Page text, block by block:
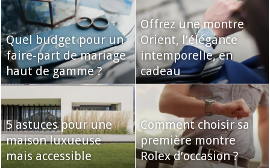
Quel budget pour un
faire-part de mariage
haut de gamme ?
Offrez une montre
Orient, l’élégance
intemporelle, en
cadeau
5 astuces pour une
maison luxueuse
mais accessible
Comment choisir sa
première montre
Rolex d’occasion ?